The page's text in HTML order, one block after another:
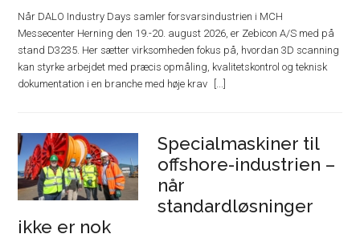
Når DALO Industry Days samler forsvarsindustrien i MCH
Messecenter Herning den 19.-20. august 2026, er Zebicon A/S med på
stand D3235. Her sætter virksomheden fokus på, hvordan 3D scanning
kan styrke arbejdet med præcis opmåling, kvalitetskontrol og teknisk
dokumentation i en branche med høje krav
Specialmaskiner til
offshore-industrien –
når
standardløsninger
ikke er nok